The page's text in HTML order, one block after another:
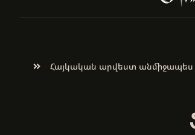
Հայկական արվեստ անմիջապես